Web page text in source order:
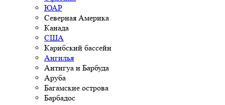
ЮАР
Северная Америка
Канада
США
Карибский бассейн
Ангилья
Антигуа и Барбуда
Аруба
Багамские острова
Барбадос